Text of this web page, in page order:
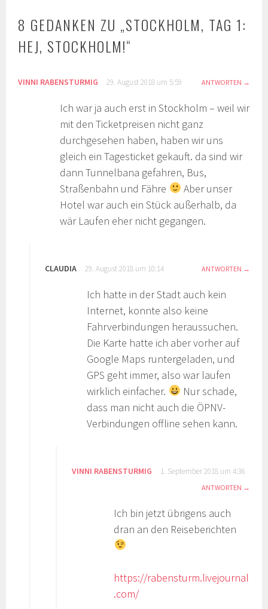
8 GEDANKEN ZU „STOCKHOLM, TAG 1:
HEJ, STOCKHOLM!“
VINNI RABENSTURMIG 29. August 2018 um 5:59 ANTWORTEN
Ich war ja auch erst in Stockholm – weil wir
mit den Ticketpreisen nicht ganz
durchgesehen haben, haben wir uns
gleich ein Tagesticket gekauft. da sind wir
dann Tunnelbana gefahren, Bus,
Straßenbahn und Fähre
Aber unser
Hotel war auch ein Stück außerhalb, da
wär Laufen eher nicht gegangen.
CLAUDIA 29. August 2018 um 10:14 ANTWORTEN
Ich hatte in der Stadt auch kein
Internet, konnte also keine
Fahrverbindungen heraussuchen.
Die Karte hatte ich aber vorher auf
Google Maps runtergeladen, und
GPS geht immer, also war laufen
wirklich einfacher.
Nur schade,
dass man nicht auch die ÖPNV-
Verbindungen offline sehen kann.
VINNI RABENSTURMIG 1. September 2018 um 4:36
ANTWORTEN
Ich bin jetzt übrigens auch
dran an den Reiseberichten
https://rabensturm.livejournal
.com/